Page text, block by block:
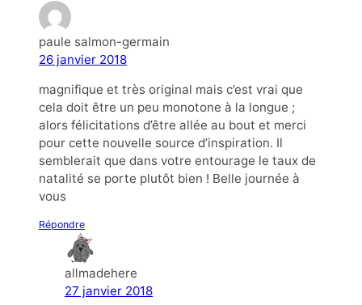
paule salmon-germain
26 janvier 2018
magnifique et très original mais c’est vrai que
cela doit être un peu monotone à la longue ;
alors félicitations d’être allée au bout et merci
pour cette nouvelle source d’inspiration. Il
semblerait que dans votre entourage le taux de
natalité se porte plutôt bien ! Belle journée à
vous
Répondre
allmadehere
27 janvier 2018